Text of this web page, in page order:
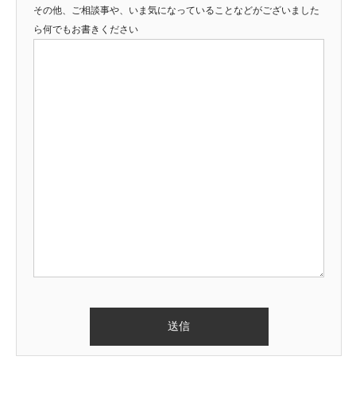
その他、ご相談事や、いま気になっていることなどがございました
ら何でもお書きください